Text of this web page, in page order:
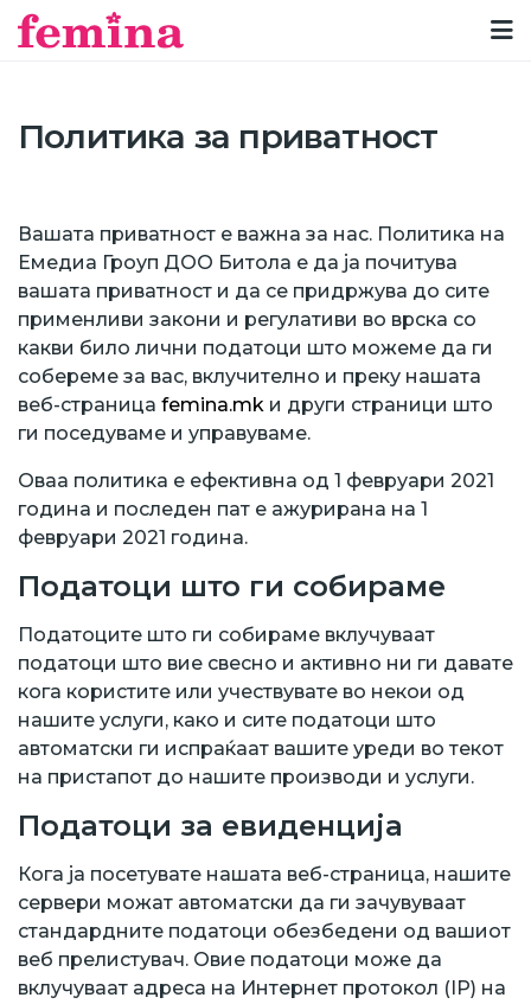
Политика за приватност
Вашата приватност е важна за нас. Политика на
Емедиа Гроуп ДОО Битола е да ја почитува
вашата приватност и да се придржува до сите
применливи закони и регулативи во врска со
какви било лични податоци што можеме да ги
собереме за вас, вклучително и преку нашата
веб-страница femina.mk и други страници што
ги поседуваме и управуваме.
Оваа политика е ефективна од 1 февруари 2021
година и последен пат е ажурирана на 1
февруари 2021 година.
Податоци што ги собираме
Податоците што ги собираме вклучуваат
податоци што вие свесно и активно ни ги давате
кога користите или учествувате во некои од
нашите услуги, како и сите податоци што
автоматски ги испраќаат вашите уреди во текот
на пристапот до нашите производи и услуги.
Податоци за евиденција
Кога ја посетувате нашата веб-страница, нашите
сервери можат автоматски да ги зачувуваат
стандардните податоци обезбедени од вашиот
веб прелистувач. Овие податоци може да
вклучуваат адреса на Интернет протокол (IP) на